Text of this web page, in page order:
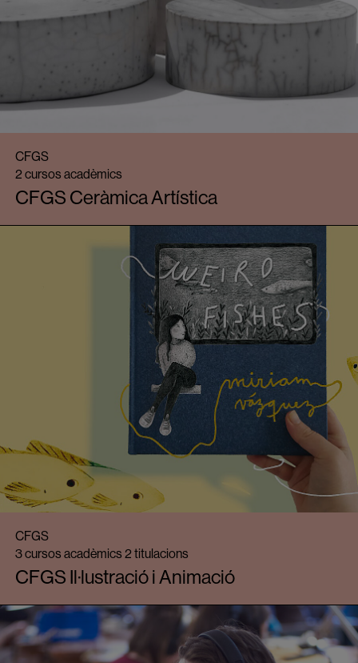
CFGS
2 cursos acadèmics
CFGS Ceràmica Artística
CFGS
3 cursos acadèmics 2 titulacions
CFGS Il·lustració i Animació